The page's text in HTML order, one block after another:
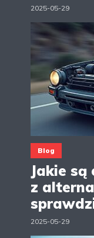
2025-05-29
Blog
Jakie
z
2025-05-29